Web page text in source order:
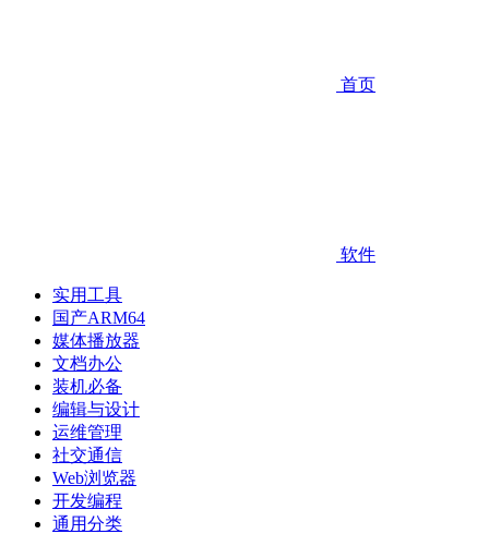
首页
软件
实用工具
国产ARM64
媒体播放器
文档办公
装机必备
编辑与设计
运维管理
社交通信
Web浏览器
开发编程
通用分类